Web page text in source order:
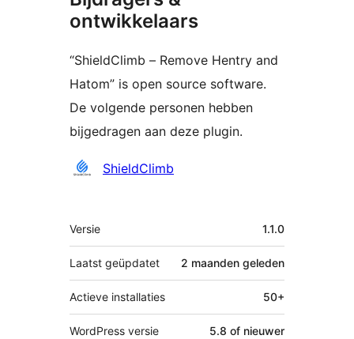
ontwikkelaars
“ShieldClimb – Remove Hentry and
Hatom” is open source software.
De volgende personen hebben
bijgedragen aan deze plugin.
BijdragersShieldClimb
Meta
Versie 1.1.0
Laatst geüpdatet 2 maanden geleden
Actieve installaties 50+
WordPress versie 5.8 of nieuwer